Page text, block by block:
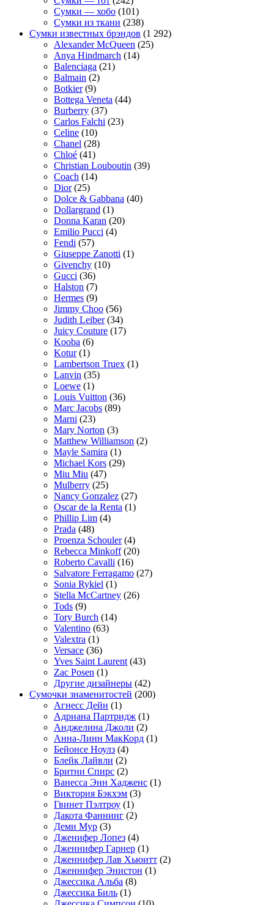
Сумки — хобо (101)
Сумки из ткани (238)
Сумки известных брэндов (1 292)
Alexander McQueen (25)
Anya Hindmarch (14)
Balenciaga (21)
Balmain (2)
Botkier(9)
Bottega Veneta (44)
Burberry (37)
Carlos Falchi (23)
Celine (10)
Chanel (28)
Chloé (41)
Christian Louboutin (39)
Coach (14)
Dior(25)
Dolce & Gabbana (40)
Dollargrand (1)
Donna Karan (20)
Emilio Pucci (4)
Fendi (57)
Giuseppe Zanotti (1)
Givenchy (10)
Gucci (36)
Halston (7)
Hermes (9)
Jimmy Choo (56)
Judith Leiber(34)
Juicy Couture (17)
Kooba (6)
Kotur(1)
Lambertson Truex (1)
Lanvin (35)
Loewe (1)
Louis Vuitton (36)
Marc Jacobs (89)
Marni (23)
Mary Norton (3)
Matthew Williamson (2)
Mayle Samira (1)
Michael Kors (29)
Miu Miu (47)
Mulberry (25)
Nancy Gonzalez (27)
Oscar de la Renta (1)
Phillip Lim (4)
Prada (48)
Proenza Schouler(4)
Rebecca Minkoff(20)
Roberto Cavalli (16)
Salvatore Ferragamo (27)
Sonia Rykiel (1)
Stella McCartney (26)
Tods (9)
Tory Burch (14)
Valentino (63)
Valextra (1)
Versace (36)
Yves Saint Laurent (43)
Zac Posen (1)
Другие дизайнеры (42)
Сумочки знаменитостей (200)
Агнесс Дейн (1)
Адриана Партридж (1)
Анджелина Джоли (2)
Анна-Линн МакКорд (1)
Бейонсе Ноулз (4)
Блейк Лайвли (2)
Бритни Спирс (2)
Ванесса Энн Хадженс (1)
Виктория Бэкхэм (3)
Гвинет Пэлтроу (1)
Дакота Фаннинг (2)
Деми Мур (3)
Дженифер Лопез (4)
Дженнифер Гарнер (1)
Дженнифер Лав Хьюитт (2)
Дженнифер Энистон (1)
Джессика Альба (8)
Джессика Биль (1)